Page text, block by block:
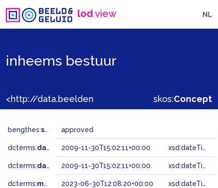
lodview NL
inheems bestuur
skos:Concept
bengthes:status approved
dcterms:dateAccepted 2009-11-30T15:02:11+00:00 xsd:dateTime
dcterms:dateSubmitted 2009-11-30T15:02:11+00:00 xsd:dateTime
dcterms:modified 2023-06-30T12:08:20+00:00 xsd:dateTime